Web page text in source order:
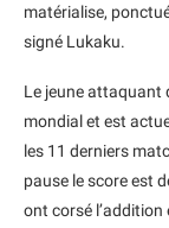
matérialise,
signé Lukaku.
Le jeune attaquant
mondial et est
les 11 derniers
pause le score est
ont corsé l’addition